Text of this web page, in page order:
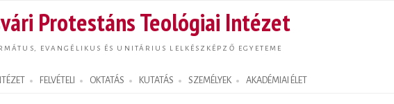
tartalomra
Protestáns Teológiai Intézet
EVANGÉLIKUS ÉS UNITÁRIUS LELKÉSZKÉPZŐ EGYETEME
FELVÉTELI OKTATÁS KUTATÁS SZEMÉLYEK AKADÉMIAI ÉLET